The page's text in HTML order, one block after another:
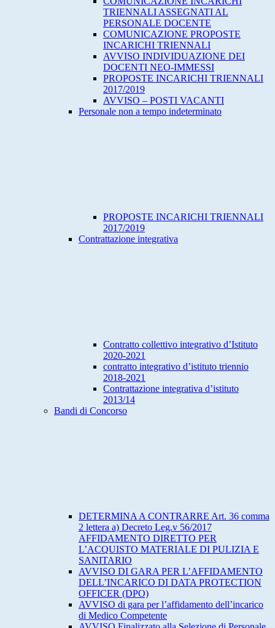
TRIENNALI ASSEGNATI AL
PERSONALE DOCENTE
COMUNICAZIONE PROPOSTE
INCARICHI TRIENNALI
AVVISO INDIVIDUAZIONE DEI
DOCENTI NEO-IMMESSI
PROPOSTE INCARICHI TRIENNALI
2017/2019
AVVISO – POSTI VACANTI
Personale non a tempo indeterminato
PROPOSTE INCARICHI TRIENNALI
2017/2019
Contrattazione integrativa
Contratto collettivo integrativo d’Istituto
2020-2021
contratto integrativo d’istituto triennio
2018-2021
Contrattazione integrativa d’istituto
2013/14
Bandi di Concorso
DETERMINA A CONTRARRE Art. 36 comma
2 lettera a) Decreto Leg.v 56/2017
AFFIDAMENTO DIRETTO PER
L’ACQUISTO MATERIALE DI PULIZIA E
SANITARIO
AVVISO DI GARA PER L’AFFIDAMENTO
DELL’INCARICO DI DATA PROTECTION
OFFICER (DPO)
AVVISO di gara per l’affidamento dell’incarico
di Medico Competente